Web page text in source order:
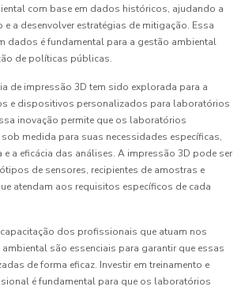
com base em dados históricos, ajudando a
e a desenvolver estratégias de mitigação. Essa
dados é fundamental para a gestão ambiental
de políticas públicas.
de impressão 3D tem sido explorada para a
e dispositivos personalizados para laboratórios
inovação permite que os laboratórios
medida para suas necessidades específicas,
e a eficácia das análises. A impressão 3D pode ser
de sensores, recipientes de amostras e
atendam aos requisitos específicos de cada
capacitação dos profissionais que atuam nos
são essenciais para garantir que essas
de forma eficaz. Investir em treinamento e
é fundamental para que os laboratórios